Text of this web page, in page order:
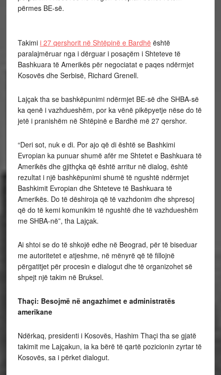
përmes BE-së.
Takimi i 27 qershorit në Shtëpinë e Bardhëështë
paralajmëruar nga i dërguar i posaçëm i Shteteve të
Bashkuara të Amerikës për negociatat e paqes ndërmjet
Kosovës dhe Serbisë, Richard Grenell.
Lajçak tha se bashkëpunimi ndërmjet BE-së dhe SHBA-së
ka qenë i vazhdueshëm, por ka vënë pikëpyetje nëse do të
jetë i pranishëm në Shtëpinë e Bardhë më 27 qershor.
“Deri sot, nuk e di. Por ajo që di është se Bashkimi
Evropian ka punuar shumë afër me Shtetet e Bashkuara të
Amerikës dhe gjithçka që është arritur në dialog, është
rezultat i një bashkëpunimi shumë të ngushtë ndërmjet
Bashkimit Evropian dhe Shteteve të Bashkuara të
Amerikës. Do të dëshiroja që të vazhdonim dhe shpresoj
që do të kemi komunikim të ngushtë dhe të vazhdueshëm
me SHBA-në”, tha Lajçak.
Ai shtoi se do të shkojë edhe në Beograd, për të biseduar
me autoritetet e atjeshme, në mënyrë që të fillojnë
përgatitjet për procesin e dialogut dhe të organizohet së
shpejt një takim në Bruksel.
Thaçi: Besojmë në angazhimet e administratës
amerikane
Ndërkaq, presidenti i Kosovës, Hashim Thaçi tha se gjatë
takimit me Lajçakun, ia ka bërë të qartë pozicionin zyrtar të
Kosovës, sa i përket dialogut.